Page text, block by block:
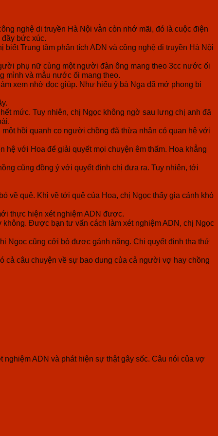
nghệ di truyền Hà Nội vẫn còn nhớ mãi, đó là cuộc điện
bức xúc.
Trung tâm phân tích ADN và công nghệ di truyền Hà Nội
phụ nữ cùng một người đàn ông mang theo 3cc nước ối
mình và mẫu nước ối mang theo.
xem nhờ đọc giúp. Như hiểu ý bà Nga đã mở phong bì
mức. Tuy nhiên, chị Ngọc không ngờ sau lưng chị anh đã
hồi quanh co người chồng đã thừa nhận có quan hệ với
hệ với Hoa để giải quyết mọi chuyện êm thấm. Hoa khẳng
cũng đồng ý với quyết định chị đưa ra. Tuy nhiên, tới
về quê. Khi về tới quê của Hoa, chị Ngọc thấy gia cảnh khó
thực hiện xét nghiệm ADN được.
Được bạn tư vấn cách làm xét nghiệm ADN, chị Ngọc
Ngọc cũng cởi bỏ được gánh nặng. Chị quyết định tha thứ
cả câu chuyện về sự bao dung của cả người vợ hay chồng
ADN và phát hiện sự thật gây sốc. Câu nói của vợ